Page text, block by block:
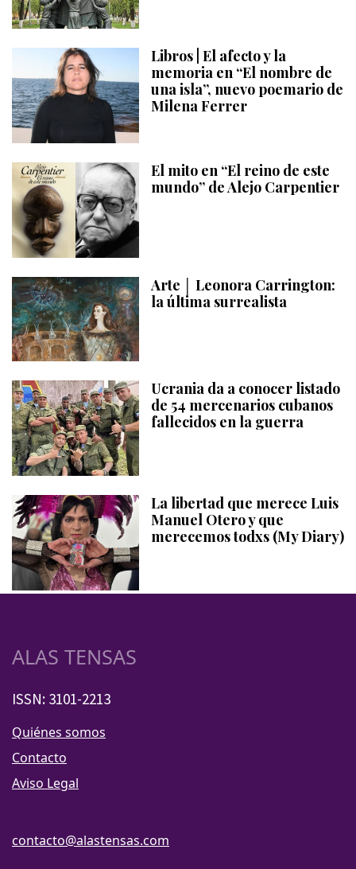
Libros | El afecto y la
memoria en “El nombre de
una isla”, nuevo poemario de
Milena Ferrer
El mito en “El reino de este
mundo” de Alejo Carpentier
Arte │ Leonora Carrington:
la última surrealista
Ucrania da a conocer listado
de 54 mercenarios cubanos
fallecidos en la guerra
La libertad que merece Luis
Manuel Otero y que
merecemos todxs (My Diary)
ALAS TENSAS
ISSN: 3101-2213
Quiénes somos
Contacto
Aviso Legal
contacto@alastensas.com